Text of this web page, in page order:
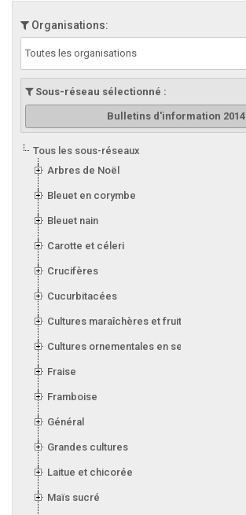
Organisations:
Toutes les organisations
Sous-réseau sélectionné :
Bulletins d'information 2014
Tous les sous-réseaux
Arbres de Noël
Bleuet en corymbe
Bleuet nain
Carotte et céleri
Crucifères
Cucurbitacées
Cultures maraîchères et fruitières en serre
Cultures ornementales en serre
Fraise
Framboise
Général
Grandes cultures
Laitue et chicorée
Maïs sucré